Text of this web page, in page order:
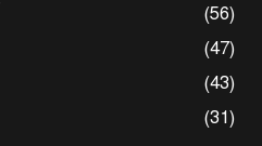
(56)
(47)
(43)
(31)